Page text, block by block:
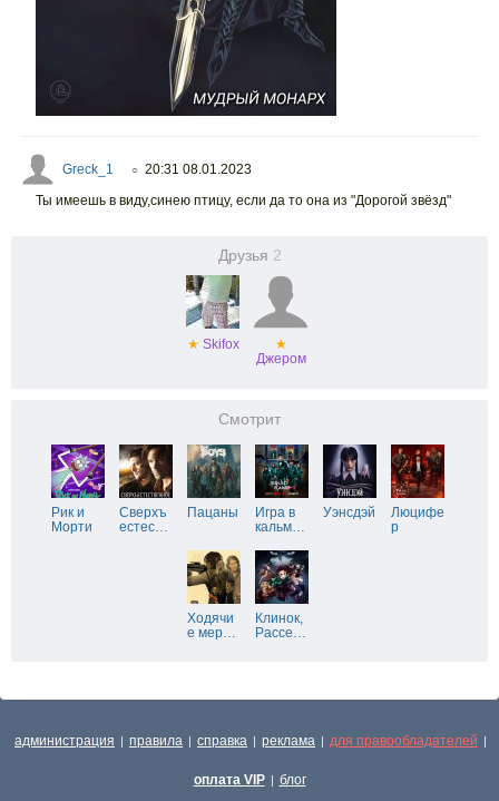
Greck_1 ○ 20:31 08.01.2023
Ты имеешь в виду,синею птицу, если да то она из "Дорогой звёзд"
Друзья 2
★ Skifox
★
Джером
Смотрит
Рик и
Морти
Сверхъ
естес…
Пацаны
Игра в
кальм…
Уэнсдэй
Люцифе
р
Ходячи
е мер…
Клинок,
Рассе…
администрация | правила | справка | реклама | для правообладателей |
оплата VIP | блог